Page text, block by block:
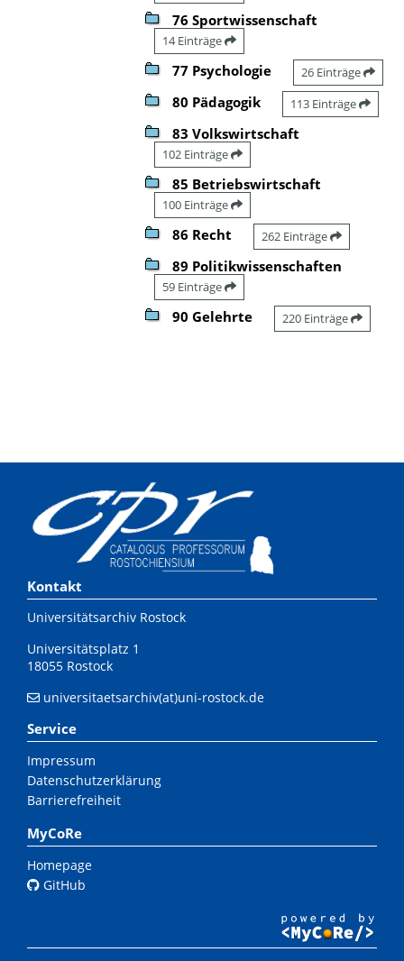
76 Sportwissenschaft
14 Einträge
77 Psychologie 26 Einträge
80 Pädagogik 113 Einträge
83 Volkswirtschaft
102 Einträge
85 Betriebswirtschaft
100 Einträge
86 Recht 262 Einträge
89 Politikwissenschaften
59 Einträge
90 Gelehrte 220 Einträge
Kontakt
Universitätsarchiv Rostock
Universitätsplatz 1
18055 Rostock
universitaetsarchiv(at)uni-rostock.de
Service
Impressum
Datenschutzerklärung
Barrierefreiheit
MyCoRe
Homepage
GitHub